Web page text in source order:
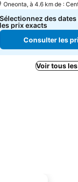
Oneonta, à 4.6 km de :
Sélectionnez des
les prix exacts
Consulter les
Voir tous